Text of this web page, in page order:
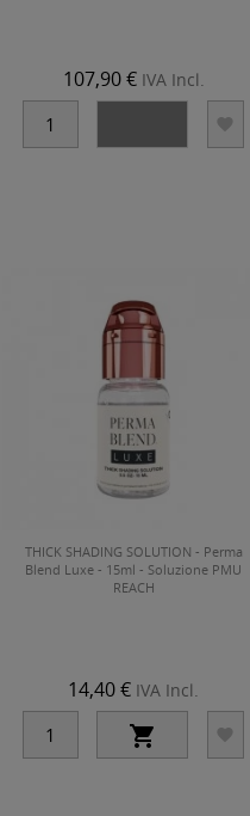
107,90 € IVA Incl.

THICK SHADING SOLUTION - Perma
Blend Luxe - 15ml - Soluzione PMU
REACH
14,40 € IVA Incl.
 